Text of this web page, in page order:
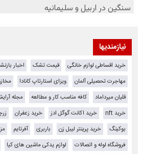
نیازمندیها
خرید اقساطی لوازم خانگی قیمت تشک
اخبار
مهاجرت تحصیلی آلمان
ویزای استارتاپ کانادا
قلیان میرداماد
کافه مناسب کار و مطالعه مجله
خرید nft
خرید اکانت گوگل ادز خرید زعفران
بوکینگ
خرید پرینتر لیبل زن باربری آفرتایم
فروشگاه لوله و اتصالات
لوازم یدکی ماشین های کیا